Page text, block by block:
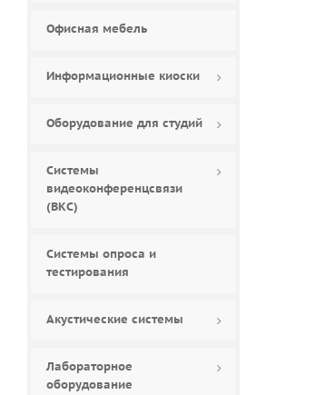
Офисная мебель
Информационные киоски
Оборудование для студий
Системы
видеоконференцсвязи
(ВКС)
Системы опроса и
тестирования
Акустические системы
Лабораторное
оборудование